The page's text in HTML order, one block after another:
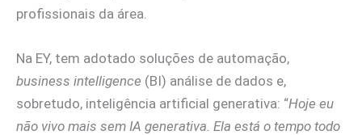
profissionais da área.
Na EY, tem adotado soluções de automação,
business intelligence (BI) análise de dados e,
sobretudo, inteligência artificial generativa: “Hoje eu
não vivo mais sem IA generativa. Ela está o tempo todo